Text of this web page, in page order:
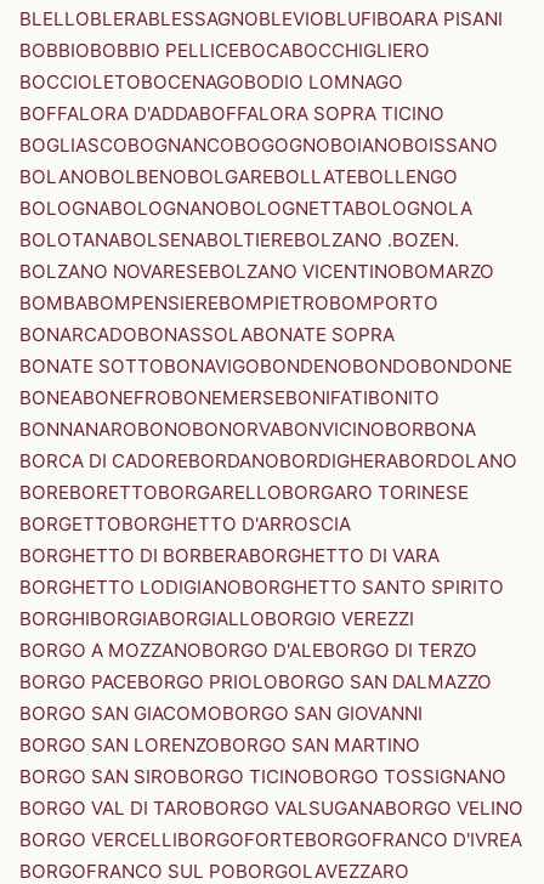
BLELLOBLERABLESSAGNOBLEVIOBLUFIBOARA PISANI
BOBBIOBOBBIO PELLICEBOCABOCCHIGLIERO
BOCCIOLETOBOCENAGOBODIO LOMNAGO
BOFFALORA D'ADDABOFFALORA SOPRA TICINO
BOGLIASCOBOGNANCOBOGOGNOBOIANOBOISSANO
BOLANOBOLBENOBOLGAREBOLLATEBOLLENGO
BOLOGNABOLOGNANOBOLOGNETTABOLOGNOLA
BOLOTANABOLSENABOLTIEREBOLZANO .BOZEN.
BOLZANO NOVARESEBOLZANO VICENTINOBOMARZO
BOMBABOMPENSIEREBOMPIETROBOMPORTO
BONARCADOBONASSOLABONATE SOPRA
BONATE SOTTOBONAVIGOBONDENOBONDOBONDONE
BONEABONEFROBONEMERSEBONIFATIBONITO
BONNANAROBONOBONORVABONVICINOBORBONA
BORCA DI CADOREBORDANOBORDIGHERABORDOLANO
BOREBORETTOBORGARELLOBORGARO TORINESE
BORGETTOBORGHETTO D'ARROSCIA
BORGHETTO DI BORBERABORGHETTO DI VARA
BORGHETTO LODIGIANOBORGHETTO SANTO SPIRITO
BORGHIBORGIABORGIALLOBORGIO VEREZZI
BORGO A MOZZANOBORGO D'ALEBORGO DI TERZO
BORGO PACEBORGO PRIOLOBORGO SAN DALMAZZO
BORGO SAN GIACOMOBORGO SAN GIOVANNI
BORGO SAN LORENZOBORGO SAN MARTINO
BORGO SAN SIROBORGO TICINOBORGO TOSSIGNANO
BORGO VAL DI TAROBORGO VALSUGANABORGO VELINO
BORGO VERCELLIBORGOFORTEBORGOFRANCO D'IVREA
BORGOFRANCO SUL POBORGOLAVEZZARO